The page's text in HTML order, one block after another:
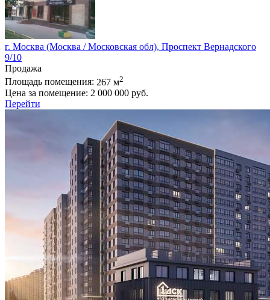
г. Москва (Москва / Московская обл), Проспект Вернадского
9/10
Продажа
Площадь помещения: 267 м2
Цена за помещение: 2 000 000 руб.
Перейти